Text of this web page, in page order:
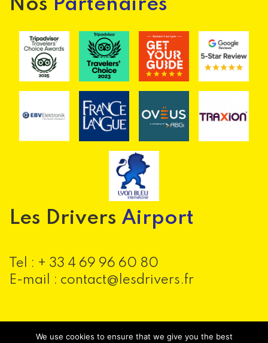
Nos Partenaires
Les Drivers Airport
Tel : + 33 4 69 96 60 80
E-mail : contact@lesdrivers.fr
We use cookies to ensure that we give you the best